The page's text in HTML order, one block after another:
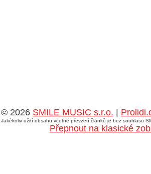
© 2026 SMILE MUSIC s.r.o. |
Jakékoliv užití obsahu včetně převzetí článků je bez souhlasu
Přepnout na klasické